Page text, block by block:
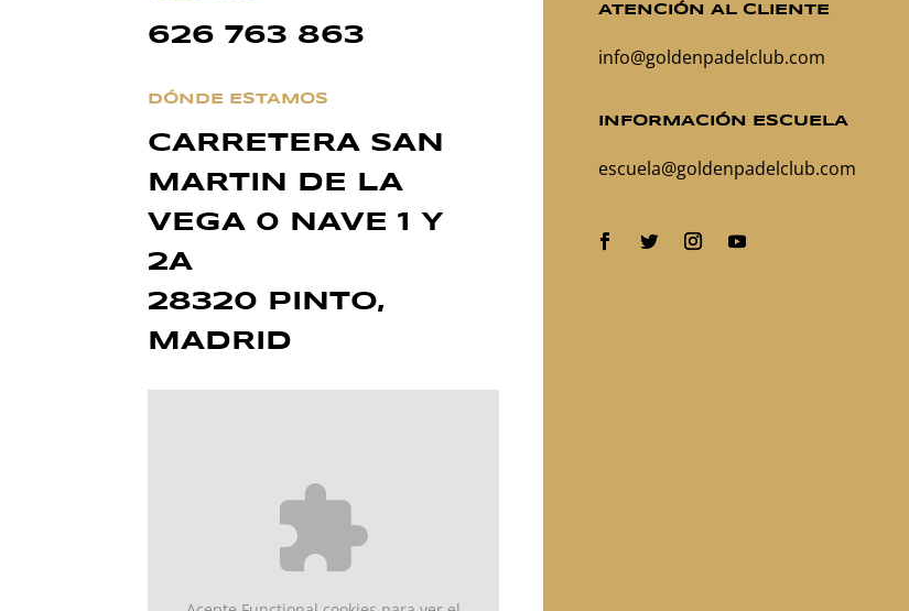
626 763 863
DÓNDE ESTAMOS
CARRETERA SAN
MARTIN DE LA
VEGA 0 NAVE 1 Y
2A
28320 PINTO,
MADRID
ATENCIÓN AL CLIENTE
info@goldenpadelclub.com
INFORMACIÓN ESCUELA
escuela@goldenpadelclub.com